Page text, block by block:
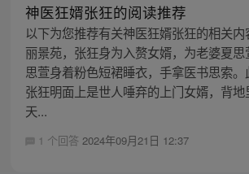
神医狂婿张狂的阅读推荐
以下为您推荐有关神医狂婿张狂的相关
丽景苑，张狂身为入赘女婿，为老婆夏
思萱身着粉色短裙睡衣，手拿医书思索
张狂明面上是世人唾弃的上门女婿，背
天...
1 个回答 2024年09月21日 12:37